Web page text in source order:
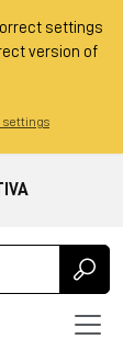
settings
version of
settings